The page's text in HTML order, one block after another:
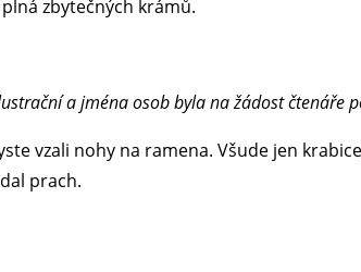
zbytečných krámů.
a jména osob byla na žádost čtenáře
vzali nohy na ramena. Všude jen
prach.